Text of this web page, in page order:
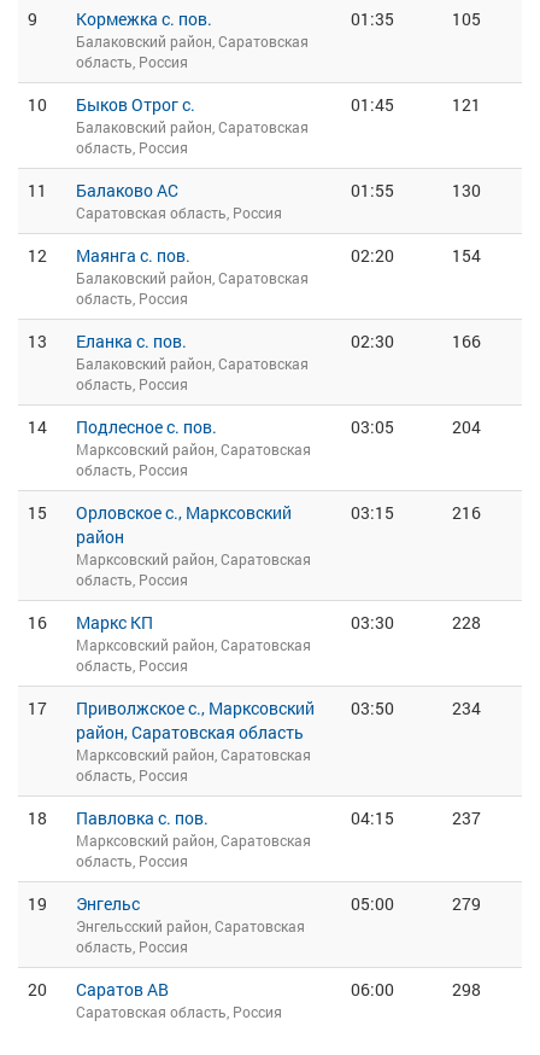
9 Кормежка с. пов.
Балаковский район, Саратовская
область, Россия
01:35 105
10 Быков Отрог с.
Балаковский район, Саратовская
область, Россия
01:45 121
11 Балаково АС
Саратовская область, Россия
01:55 130
12 Маянга с. пов.
Балаковский район, Саратовская
область, Россия
02:20 154
13 Еланка с. пов.
Балаковский район, Саратовская
область, Россия
02:30 166
14 Подлесное с. пов.
Марксовский район, Саратовская
область, Россия
03:05 204
15
Орловское с., Марксовский
район
Марксовский район, Саратовская
область, Россия
03:15 216
16 Маркс КП
Марксовский район, Саратовская
область, Россия
03:30 228
17
Приволжское с., Марксовский
район, Саратовская область
Марксовский район, Саратовская
область, Россия
03:50 234
18 Павловка с. пов.
Марксовский район, Саратовская
область, Россия
04:15 237
19 Энгельс
Энгельсский район, Саратовская
область, Россия
05:00 279
20 Саратов АВ
Саратовская область, Россия
06:00 298